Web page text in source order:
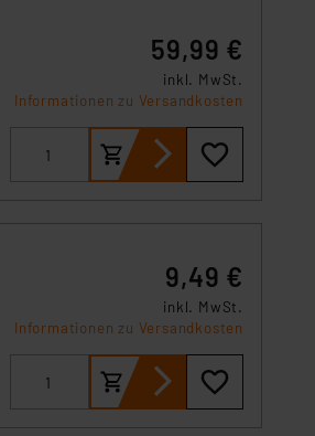
59,99 €
inkl. MwSt.
Informationen zu Versandkosten
9,49 €
inkl. MwSt.
Informationen zu Versandkosten